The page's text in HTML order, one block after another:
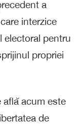
a
interzice
electoral pentru
propriei
află acum este
de